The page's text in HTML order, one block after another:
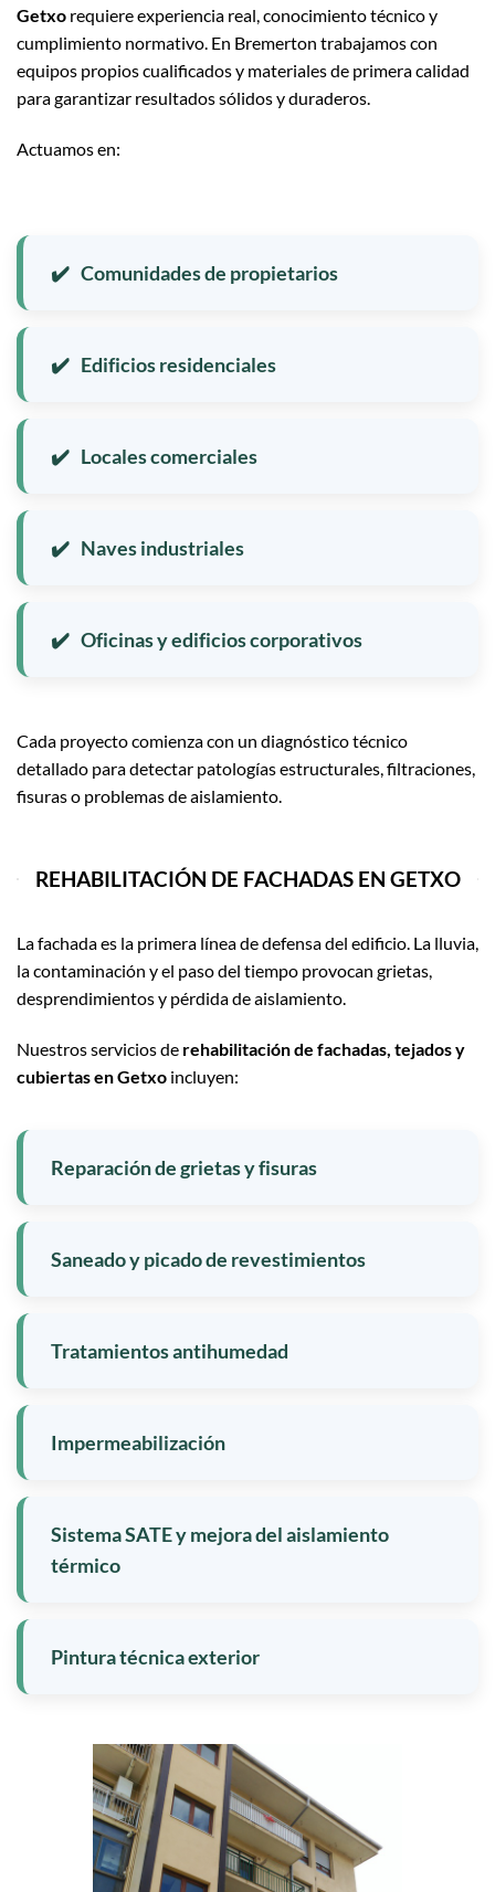
Getxo requiere experiencia real, conocimiento técnico y
cumplimiento normativo. En Bremerton trabajamos con
equipos propios cualificados y materiales de primera calidad
para garantizar resultados sólidos y duraderos.
Actuamos en:
Comunidades de propietarios
Edificios residenciales
Locales comerciales
Naves industriales
Oficinas y edificios corporativos
Cada proyecto comienza con un diagnóstico técnico
detallado para detectar patologías estructurales, filtraciones,
fisuras o problemas de aislamiento.
REHABILITACIÓN DE FACHADAS EN GETXO
La fachada es la primera línea de defensa del edificio. La lluvia,
la contaminación y el paso del tiempo provocan grietas,
desprendimientos y pérdida de aislamiento.
Nuestros servicios de rehabilitación de fachadas, tejados y
cubiertas en Getxo incluyen:
Reparación de grietas y fisuras
Saneado y picado de revestimientos
Tratamientos antihumedad
Impermeabilización
Sistema SATE y mejora del aislamiento
térmico
Pintura técnica exterior